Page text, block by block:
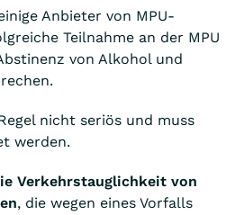
Anbieter von MPU-
Teilnahme an der MPU
von Alkohol und
nicht seriös und muss
werden.
Verkehrstauglichkeit von
, die wegen eines Vorfalls